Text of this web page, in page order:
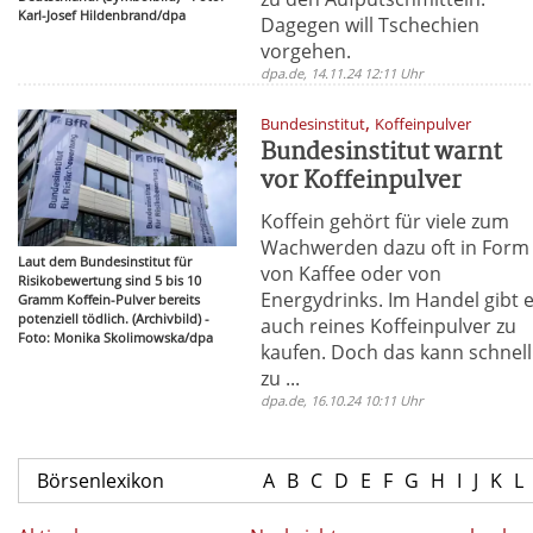
Karl-Josef Hildenbrand/dpa
Dagegen will Tschechien
vorgehen.
dpa.de, 14.11.24 12:11 Uhr
Laut dem Bundesinstitut für
Risikobewertung sind 5 bis 10
Gramm Koffein-Pulver bereits
potenziell tödlich. (Archivbild) -
Foto: Monika Skolimowska/dpa
Bundesinstitut, Koffeinpulver
Bundesinstitut warnt
vor Koffeinpulver
Koffein gehört für viele zum
Wachwerden dazu oft in Form
von Kaffee oder von
Energydrinks. Im Handel gibt
auch reines Koffeinpulver zu
kaufen. Doch das kann schnell
zu ...
dpa.de, 16.10.24 10:11 Uhr
Börsenlexikon A B C D E F G H I J K L